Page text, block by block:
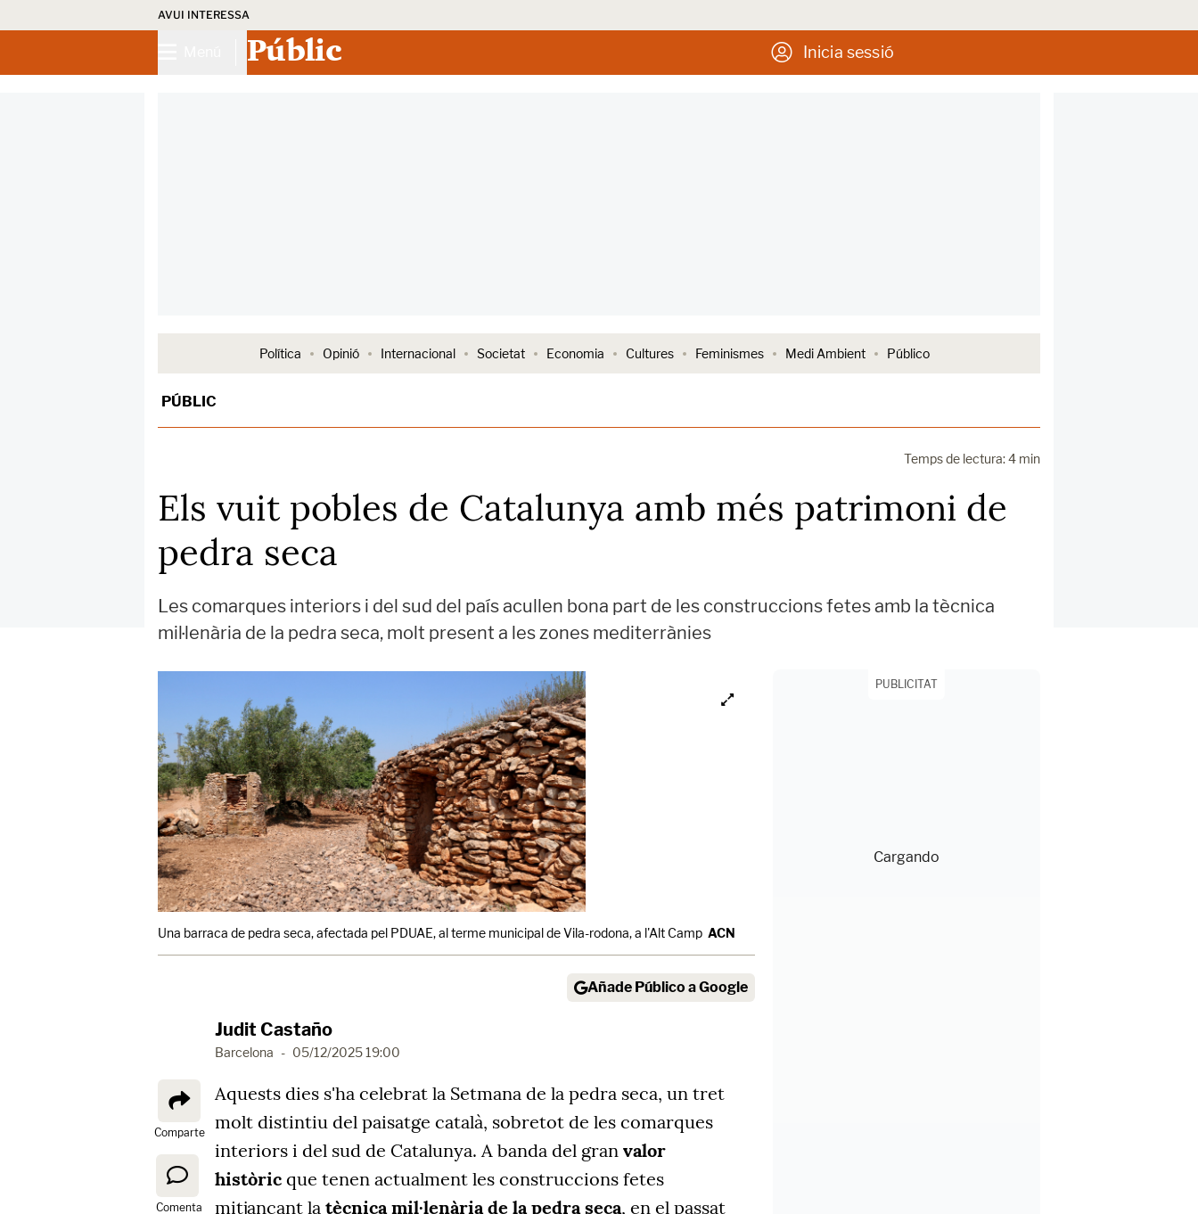
AVUI INTERESSA
Públic Inicia sessió
Política Opinió Internacional Societat Economia Cultures Feminismes Medi Ambient Público
PÚBLIC
Temps de lectura: 4 min
Els vuit pobles de Catalunya amb més patrimoni de
pedra seca
Les comarques interiors i del sud del país acullen bona part de les construccions fetes amb la tècnica
mil·lenària de la pedra seca, molt present a les zones mediterrànies
Una barraca de pedra seca, afectada pel PDUAE, al terme municipal de Vila-rodona, a l'Alt Camp ACN
Añade Público a Google
Judit Castaño
Barcelona - 05/12/2025 19:00
Comparte
Comenta
Aquests dies s'ha celebrat la Setmana de la pedra seca, un tret
molt distintiu del paisatge català, sobretot de les comarques
interiors i del sud de Catalunya. A banda del gran valor
històric que tenen actualment les construccions fetes
mitjançant la tècnica mil·lenària de la pedra seca, en el passat
PUBLICITAT